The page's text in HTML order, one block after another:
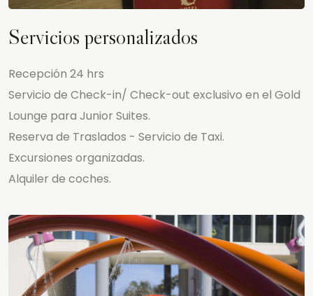
Servicios personalizados
Recepción 24 hrs
Servicio de Check-in/ Check-out exclusivo en el Gold
Lounge para Junior Suites.
Reserva de Traslados - Servicio de Taxi.
Excursiones organizadas.
Alquiler de coches.